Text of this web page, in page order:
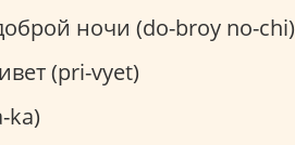
ночи (do-broy no-chi)
(pri-vyet)
ka)